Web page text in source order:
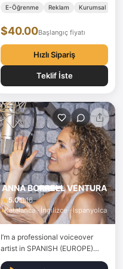
E-Öğrenme Reklam Kurumsal
$40.00Başlangıç fiyatı
Hızlı Sipariş
Teklif İste
ANNA BORRELL VENTURA
5.0
16
Katalanca · İngilizce · İspanyolca
I’m a professional voiceover
artist in SPANISH (EUROPE)
AND CATALAN with more than